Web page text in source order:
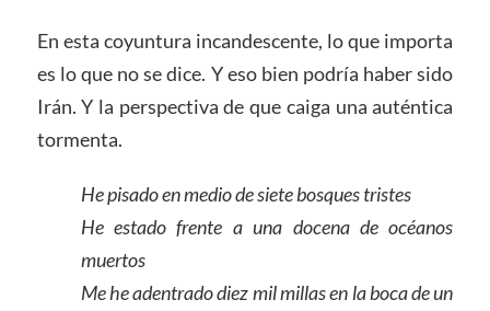
En esta coyuntura incandescente, lo que importa
es lo que no se dice. Y eso bien podría haber sido
Irán. Y la perspectiva de que caiga una auténtica
tormenta.
He pisado en medio de siete bosques tristes
He estado frente a una docena de océanos
muertos
Me he adentrado diez mil millas en la boca de un